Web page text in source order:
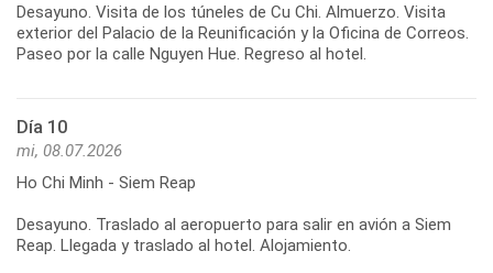
Desayuno. Visita de los túneles de Cu Chi. Almuerzo. Visita
exterior del Palacio de la Reunificación y la Oficina de Correos.
Día 10
mi, 08.07.2026
Ho Chi Minh - Siem Reap
Desayuno. Traslado al aeropuerto para salir en avión a Siem